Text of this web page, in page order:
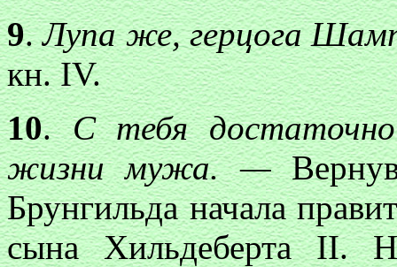
9.Лупа же, герцога
кн. IV.
10.С тебя
жизни мужа. —
Брунгильда начала
сына Хильдеберта II.